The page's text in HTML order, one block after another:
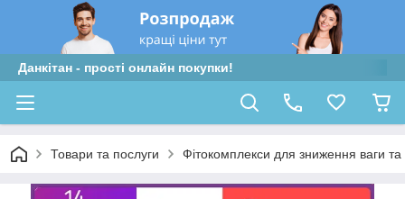
Данкітан - прості онлайн покупки!
Товари та послуги Фітокомплекси для зниження ваги